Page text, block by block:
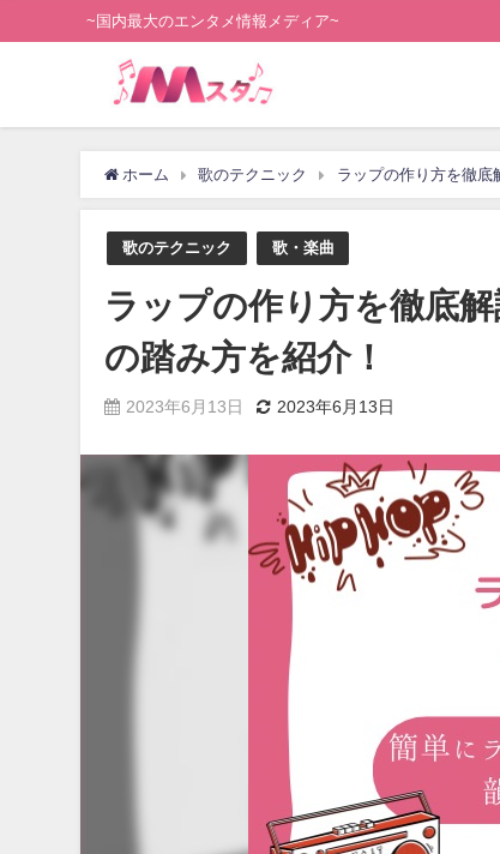
~国内最大のエンタメ情報メディア~
ホーム 歌のテクニック ラップの作り方を徹底
歌のテクニック 歌・楽曲
ラップの作り方を徹底
の踏み方を紹介！
2023年6月13日 2023年6月13日